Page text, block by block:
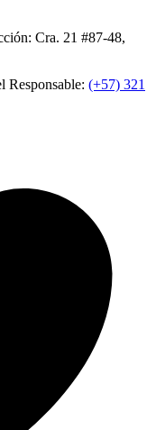
Cra. 21 #87-48,
Responsable: (+57) 321